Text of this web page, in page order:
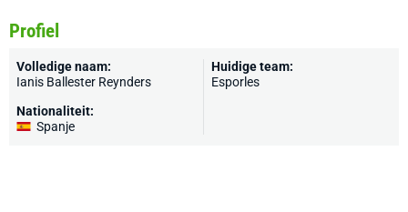
Profiel
Volledige naam:
Ianis Ballester Reynders
Nationaliteit:
Spanje
Huidige team:
Esporles